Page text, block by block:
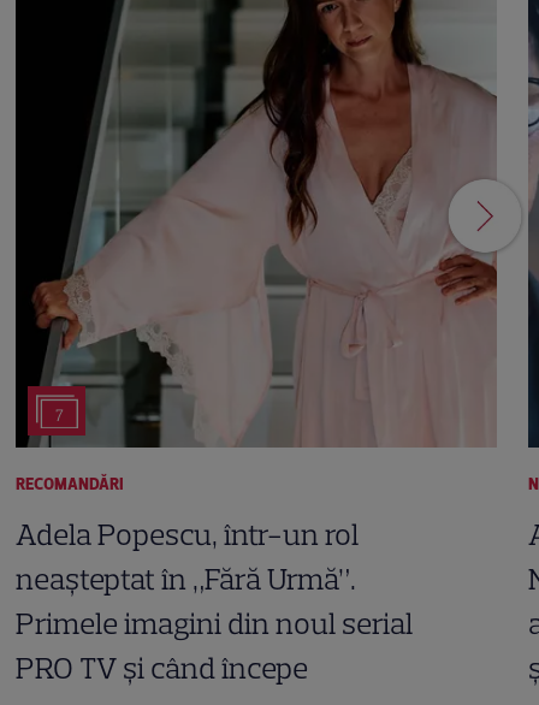
7
RECOMANDĂRI
Adela Popescu, într-un rol
neașteptat în „Fără Urmă”.
Primele imagini din noul serial
PRO TV și când începe